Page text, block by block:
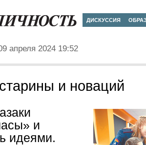
ДИСКУССИЯ
апреля 2024 19:52
и новаций
и
идеями.